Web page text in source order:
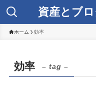
資産とブ
ホーム 効率
効率 – tag –